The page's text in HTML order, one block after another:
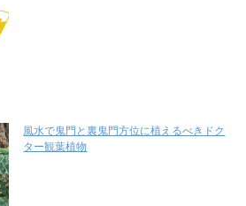
風水で鬼門と裏鬼門方位に植えるべきドク
ター観葉植物